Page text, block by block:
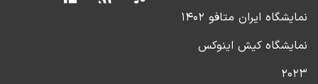
نمایشگاه ایران متافو ۱۴۰۲
نمایشگاه کیش اینوکس
۲۰۲۳